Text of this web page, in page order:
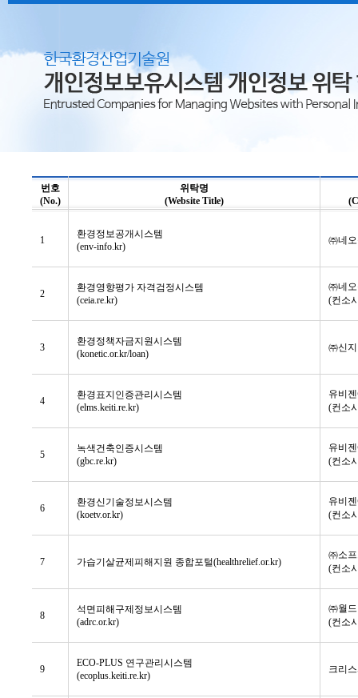
번호
(No.)
위탁명
(Website Title)
1
환경정보공개시스템
(env-info.kr)
㈜네
2
환경영향평가 자격검정시스템
(ceia.re.kr)
㈜네
(컨소
3
환경정책자금지원시스템
(konetic.or.kr/loan)
㈜신
4
환경표지인증관리시스템
(elms.keiti.re.kr)
유비
(컨소
5
녹색건축인증시스템
(gbc.re.kr)
유비
(컨소
6
환경신기술정보시스템
(koetv.or.kr)
유비
(컨소
7 가습기살균제피해지원 종합포털(healthrelief.or.kr)
㈜소
(컨소
8
석면피해구제정보시스템
(adrc.or.kr)
㈜월
(컨소
9
ECO-PLUS 연구관리시스템
(ecoplus.keiti.re.kr)
크리